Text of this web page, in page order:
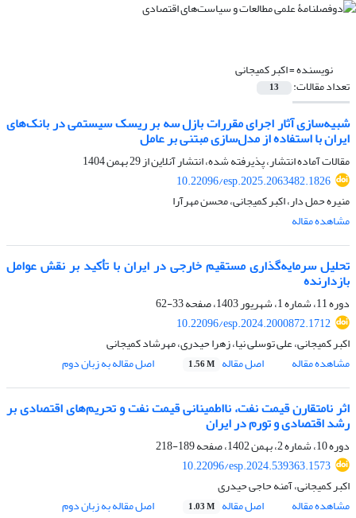
نویسنده =اکبر کمیجانی
تعداد مقالات: 13
شبیه‌سازی آثار اجرای مقررات بازلسه بر ریسک سیستمی در بانک‌های
ایران با استفاده از مدل‌سازی مبتنی بر عامل
مقالات آماده انتشار، پذیرفته شده، انتشار آنلاین از29 بهمن 1404
10.22096/esp.2025.2063482.1826
منیره حمل دار، اکبر کمیجانی، محسن مهرآرا
مشاهده مقاله
تحلیل سرمایه‌گذاری مستقیم خارجی در ایران با تأکید بر نقش عوامل
بازدارنده
دوره 11، شماره 1، شهریور 1403، صفحه
33-62
10.22096/esp.2024.2000872.1712
اکبر کمیجانی، علی توسلی نیا، زهرا حیدری، مهرشاد کمیجانی
مشاهده مقاله
اصل مقاله 1.56 M اصل مقاله به زبان دوم
اثر نامتقارن قیمت نفت، نااطمینانی قیمت نفت و تحریم‌های اقتصادی بر
رشد اقتصادی و تورم در ایران
دوره 10، شماره 2، بهمن 1402، صفحه
189-218
10.22096/esp.2024.539363.1573
اکبر کمیجانی، آمنه حاجی حیدری
مشاهده مقاله
اصل مقاله 1.03 M اصل مقاله به زبان دوم